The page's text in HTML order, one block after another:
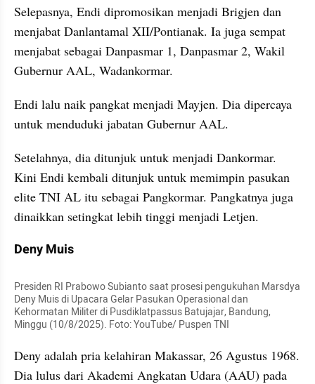
Selepasnya, Endi dipromosikan menjadi Brigjen dan
menjabat Danlantamal XII/Pontianak. Ia juga sempat
menjabat sebagai Danpasmar 1, Danpasmar 2, Wakil
Gubernur AAL, Wadankormar.
Endi lalu naik pangkat menjadi Mayjen. Dia dipercaya
untuk menduduki jabatan Gubernur AAL.
Setelahnya, dia ditunjuk untuk menjadi Dankormar.
Kini Endi kembali ditunjuk untuk memimpin pasukan
elite TNI AL itu sebagai Pangkormar. Pangkatnya juga
dinaikkan setingkat lebih tinggi menjadi Letjen.
Deny Muis
Presiden RI Prabowo Subianto saat prosesi pengukuhan Marsdya
Deny Muis di Upacara Gelar Pasukan Operasional dan
Kehormatan Militer di Pusdiklatpassus Batujajar, Bandung,
Minggu (10/8/2025). Foto: YouTube/ Puspen TNI
Deny adalah pria kelahiran Makassar, 26 Agustus 1968.
Dia lulus dari Akademi Angkatan Udara (AAU) pada